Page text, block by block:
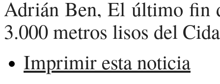
Adrián Ben, El último fin
3.000 metros lisos del
Imprimir esta noticia